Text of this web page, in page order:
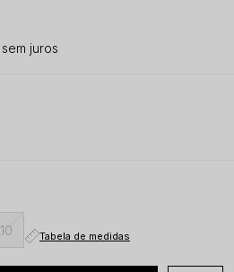
sem juros
10 Tabela de medidas